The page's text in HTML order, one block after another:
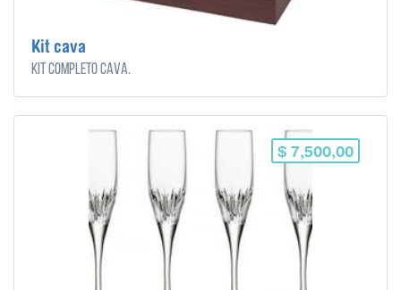
Kit cava
Kit completo cava.
$ 7,500,00